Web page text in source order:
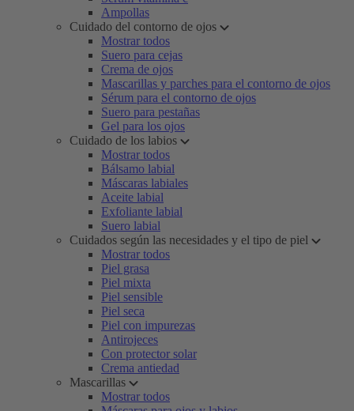
Ampollas
Cuidado del contorno de ojos
Mostrar todos
Suero para cejas
Crema de ojos
Mascarillas y parches para el contorno de ojos
Sérum para el contorno de ojos
Suero para pestañas
Gel para los ojos
Cuidado de los labios
Mostrar todos
Bálsamo labial
Máscaras labiales
Aceite labial
Exfoliante labial
Suero labial
Cuidados según las necesidades y el tipo de piel
Mostrar todos
Piel grasa
Piel mixta
Piel sensible
Piel seca
Piel con impurezas
Antirojeces
Con protector solar
Crema antiedad
Mascarillas
Mostrar todos